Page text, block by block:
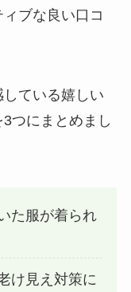
ブな良い口コ
ている嬉しい
つにまとめまし
た服が着られ
け見え対策に